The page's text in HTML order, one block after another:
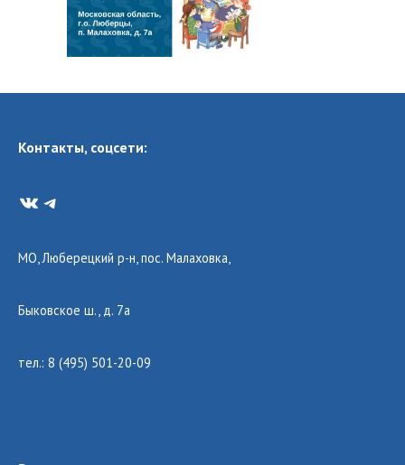
Контакты, соцсети:
VKTelegram
МО, Люберецкий р-н, пос. Малаховка,
Быковское ш., д. 7а
тел.: 8 (495) 501-20-09